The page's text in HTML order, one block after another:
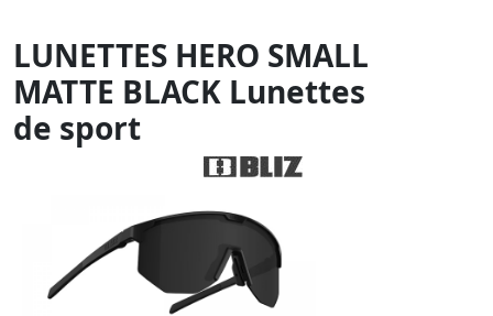
LUNETTES HERO SMALL
MATTE BLACK Lunettes
de sport